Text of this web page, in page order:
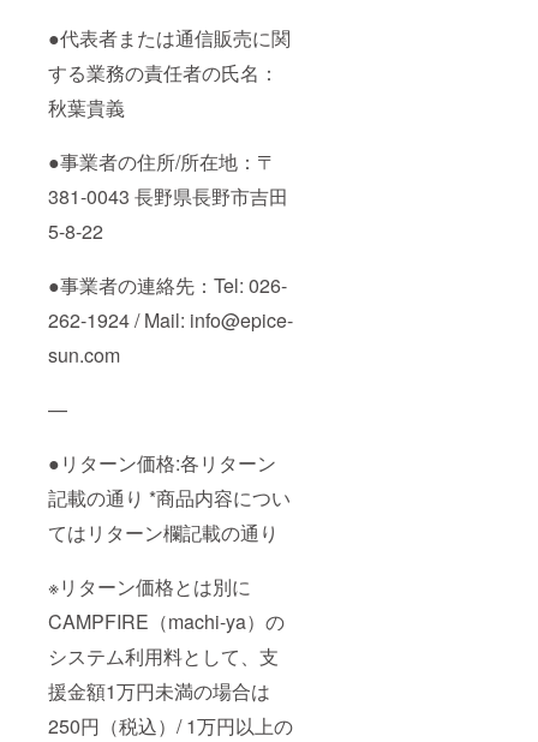
●代表者または通信販売に関
する業務の責任者の⽒名：
秋葉貴義
●事業者の住所/所在地：〒
381-0043 長野県長野市吉田
5-8-22
●事業者の連絡先：Tel: 026-
262-1924 / Mail: info@epice-
sun.com
—
●リターン価格:各リターン
記載の通り *商品内容につい
てはリターン欄記載の通り
※リターン価格とは別に
CAMPFIRE（machi-ya）の
システム利⽤料として、⽀
援⾦額1万円未満の場合は
250円（税込）/ 1万円以上の